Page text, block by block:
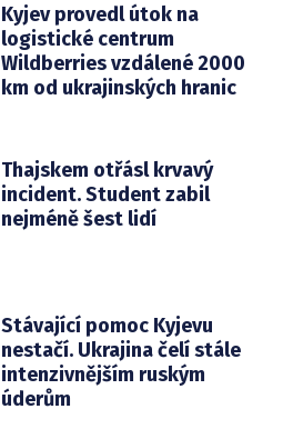
Kyjev provedl útok na
logistické centrum
Wildberries vzdálené 2000
km od ukrajinských hranic
Thajskem otřásl krvavý
incident. Student zabil
nejméně šest lidí
Stávající pomoc Kyjevu
nestačí. Ukrajina čelí stále
intenzivnějším ruským
úderům